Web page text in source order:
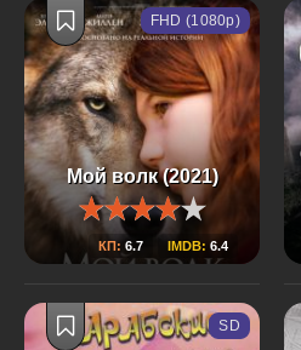
Мой волк (2021)
КП: 6.7 IMDB: 6.4
FHD (1080p)
SD